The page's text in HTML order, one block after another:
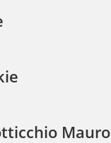
Mauro